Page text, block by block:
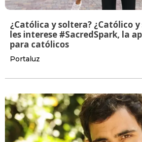
¿Católica y soltera? ¿Católico
les interese #SacredSpark, la
para católicos
Portaluz